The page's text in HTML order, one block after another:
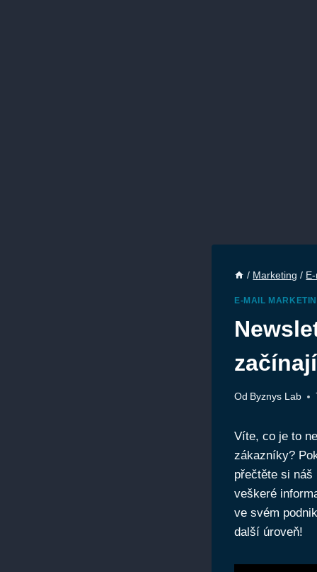
/ Marketing /
E-MAIL
Od Byznys Lab
Víte, co je to
zákazníky?
přečtěte si
veškeré
ve svém
další úroveň!